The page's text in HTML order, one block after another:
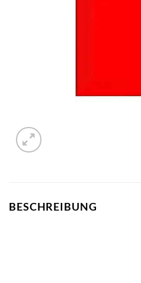
BESCHREIBUNG